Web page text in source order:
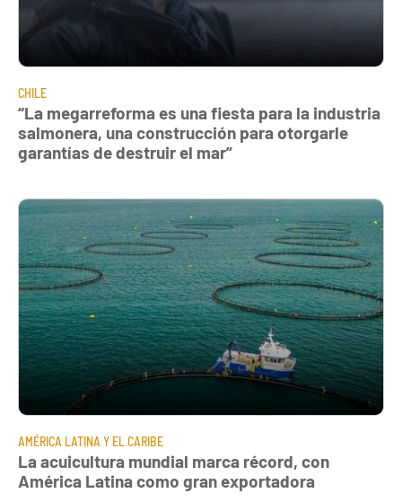
CHILE
“La megarreforma es una fiesta para la industria
salmonera, una construcción para otorgarle
garantías de destruir el mar”
AMÉRICA LATINA Y EL CARIBE
La acuicultura mundial marca récord, con
América Latina como gran exportadora